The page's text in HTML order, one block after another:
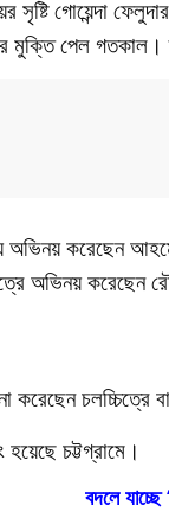
সৃষ্টি গোয়েন্দা
মুক্তি পেল
অভিনয় করেছেন
অভিনয় করেছেন
করেছেন
হয়েছে চট্টগ্রামে।
বদলে যাচ্ছে